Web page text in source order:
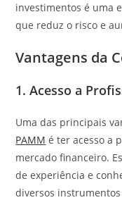
investimentos é uma
que reduz o risco e
Vantagens da
1. Acesso a
Uma das principais
PAMM é ter acesso a
mercado financeiro.
de experiência e
diversos